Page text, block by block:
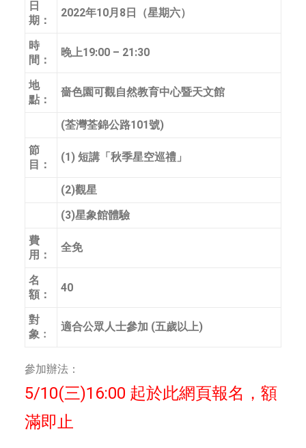
日
期：
2022年10月8日（星期六）
時
間：
晚上19:00 – 21:30
地
點：
嗇色園可觀自然教育中心暨天文館
(荃灣荃錦公路101號)
節
目：
(1) 短講 「 秋季星空巡禮」
(2)觀星
(3)星象館體驗
費
用：
全免
名
額：
40
對
象﹕
適合公眾人士參加 (五歲以上)
參加辦法：
5/10(三)16:00 起於此網頁報名，額
滿即止